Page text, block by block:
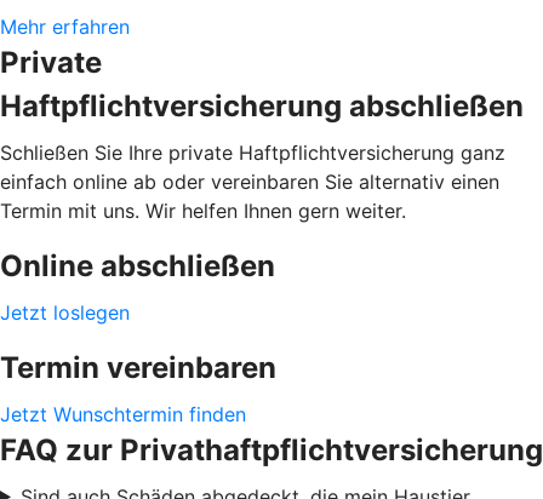
Mehr erfahren
Private
Haftpflichtversicherung abschließen
Schließen Sie Ihre private Haftpflichtversicherung ganz
einfach online ab oder vereinbaren Sie alternativ einen
Termin mit uns. Wir helfen Ihnen gern weiter.
Online abschließen
Jetzt loslegen
Termin vereinbaren
Jetzt Wunschtermin finden
FAQ zur Privathaftpflichtversicherung